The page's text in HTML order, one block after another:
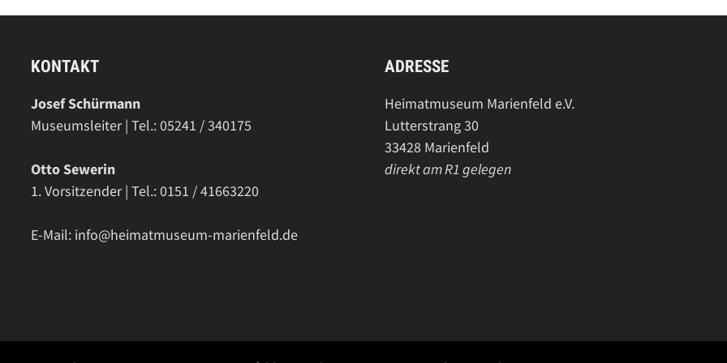
KONTAKT
Josef Schürmann
Museumsleiter | Tel.: 05241 / 340175
Otto Sewerin
1. Vorsitzender | Tel.: 0151 / 41663220
E-Mail: info@heimatmuseum-marienfeld.de
ADRESSE
Heimatmuseum Marienfeld e.V.
Lutterstrang 30
33428 Marienfeld
direkt am R1 gelegen